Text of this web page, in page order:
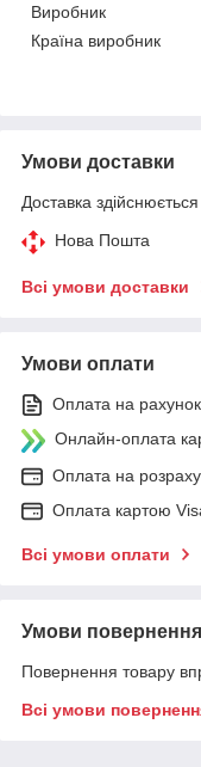
Виробник
Країна виробник
Умови доставки
Доставка
Нова Пошта
Всі умови доставки
Умови оплати
Оплата на рахунок
Онлайн-оплата
Оплата на
Оплата картою
Всі умови оплати
Умови повернення
Повернення товару
Всі умови